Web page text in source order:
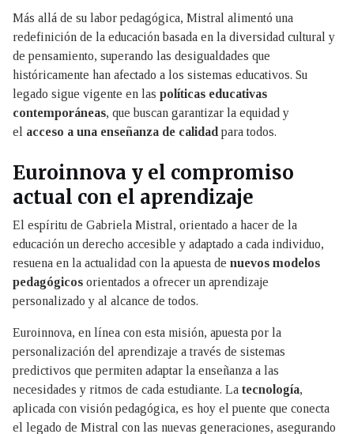
Más allá de su labor pedagógica, Mistral alimentó una
redefinición de la educación basada en la diversidad cultural y
de pensamiento, superando las desigualdades que
históricamente han afectado a los sistemas educativos. Su
legado sigue vigente en las políticas educativas
contemporáneas, que buscan garantizar la equidad y
el acceso a una enseñanza de calidad para todos.
Euroinnova y el compromiso
actual con el aprendizaje
El espíritu de Gabriela Mistral, orientado a hacer de la
educación un derecho accesible y adaptado a cada individuo,
resuena en la actualidad con la apuesta de nuevos modelos
pedagógicos orientados a ofrecer un aprendizaje
personalizado y al alcance de todos.
Euroinnova, en línea con esta misión, apuesta por la
personalización del aprendizaje a través de sistemas
predictivos que permiten adaptar la enseñanza a las
necesidades y ritmos de cada estudiante. La tecnología,
aplicada con visión pedagógica, es hoy el puente que conecta
el legado de Mistral con las nuevas generaciones, asegurando